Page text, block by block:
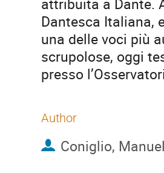
Dantesca Italiana,
una delle voci più
scrupolose, oggi
presso
Author
Coniglio,